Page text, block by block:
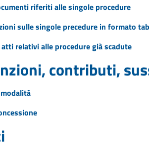
riferiti alle singole procedure
sulle singole precedure in formato
relativi alle procedure già scadute
contributi,